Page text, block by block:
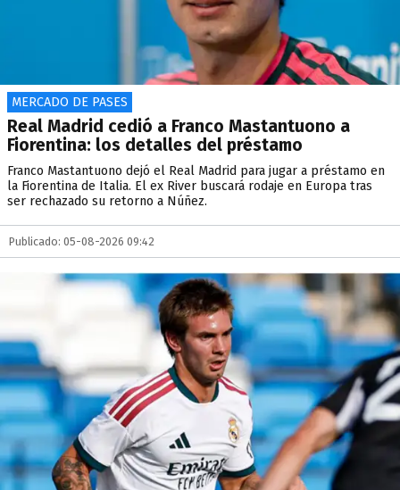
MERCADO DE PASES
Real Madrid cedió a Franco Mastantuono a
Fiorentina: los detalles del préstamo
Franco Mastantuono dejó el Real Madrid para jugar a préstamo en
la Fiorentina de Italia. El ex River buscará rodaje en Europa tras
ser rechazado su retorno a Núñez.
Publicado: 05-08-2026 09:42